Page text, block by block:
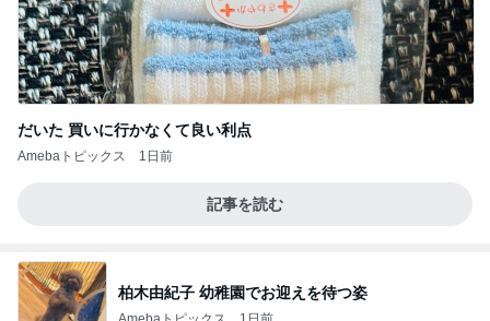
だいた 買いに行かなくて良い利点
Amebaトピックス 1日前
記事を読む
柏木由紀子 幼稚園でお迎えを待つ姿